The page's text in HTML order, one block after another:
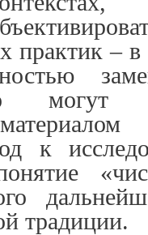
практик –
могут
к
традиции.